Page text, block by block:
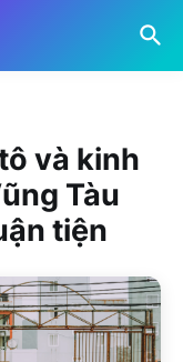
và kinh
Tàu
tiện